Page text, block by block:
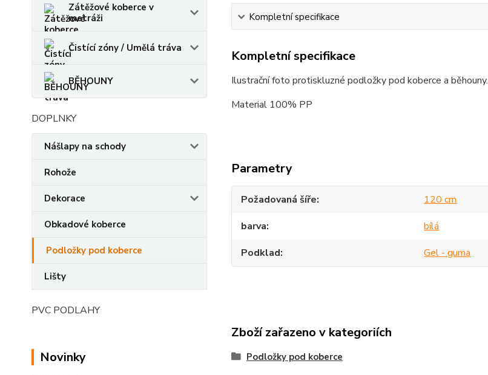
Zátěžové koberce v
metráži
Čistící zóny / Umělá tráva
BĚHOUNY
DOPLNKY
Nášlapy na schody
Rohože
Dekorace
Obkadové koberce
Podložky pod koberce
Lišty
PVC PODLAHY
Novinky
Kompletní specifikace
Kompletní specifikace
Ilustrační foto protiskluzné podložky pod koberce a běhouny.
Material 100% PP
Parametry
Požadovaná šíře
120 cm
barva
bílá
Podklad
Gel - guma
Zboží zařazeno v kategoriích
Podložky pod koberce